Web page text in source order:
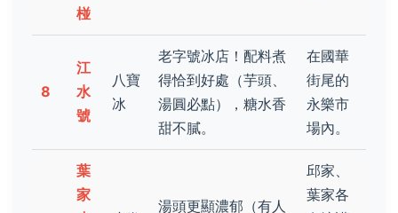
椪
8
江
水
號
八寶
冰
老字號冰店！配料煮
得恰到好處（芋頭、
湯圓必點），糖水香
甜不膩。
在國華
街尾的
永樂市
場內。
葉
家
湯頭更顯濃郁（有人
邱家、
葉家各